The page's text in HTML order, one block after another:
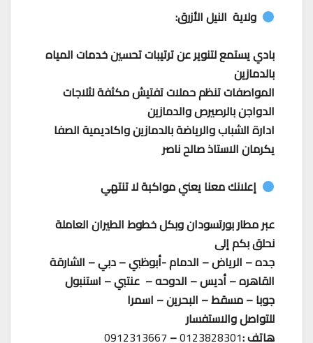
ولاية النيل الأزرق:
بادي يستمع لتنوير عن ترتيبات تحسين خدمات المياه
بالدمازين
المواصفات تنظم حملات تفتيش مكثفة لثلاجات
الدواجن بالرصيرص والدمازين
ادارة الشباب والرياضة بالدمازين واكاديمية الصفا
يكرمان الاستاذ صالح ناصر
إعلانك معنا يعني مواكبة لا تنتهي
عبر مطار بورتسودان وبكل خطوط الطيران العاملة
نحلق بكم إلى
جده – الرياض – الدمام -أبوظبي – دبي – الشارقة
القاهره – أديس – الدوحه – عنتبي – استنبول
جوبا – مسقط – البحرين – اسمرا
للتواصل والاستفسار
هاتف :0123828301
–
0912313667